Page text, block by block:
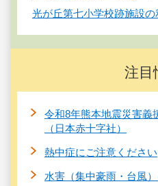
光が丘第七小学校跡施設の
注目
令和8年熊本地震災害義
（日本赤十字社）
熱中症にご注意ください
水害（集中豪雨・台風